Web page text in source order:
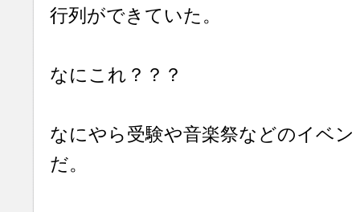
行列ができていた。
なにこれ？？？
なにやら受験や音楽祭などのイベ
だ。